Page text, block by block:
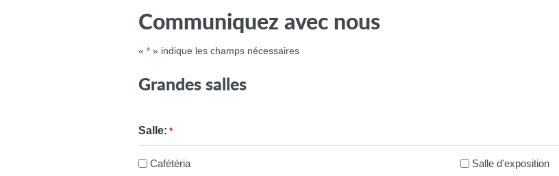
Communiquez avec nous
« * » indique les champs nécessaires
Grandes salles
Salle: *
Cafétéria Salle d'exposition